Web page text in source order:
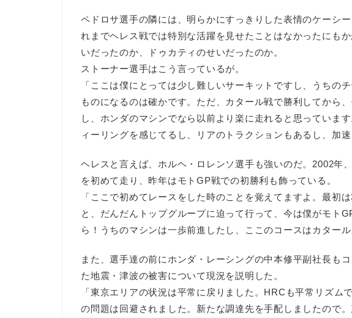
ペドロサ選手の隣には、明らかにすっきりした表情のケーシ
れまでヘレス戦では特別な活躍を見せたことはなかったにも
いだったのか、ドゥカティのせいだったのか。
ストーナー選手はこう言っているが。
「ここは僕にとっては少し難しいサーキットですし、うちの
ものになるのは確かです。ただ、カタール戦で勝利してから
し、ホンダのマシンでなら以前より楽に走れると思っていま
ィーリングを感じてるし、リアのトラクションもあるし、加速
ヘレスと言えば、ホルヘ・ロレンソ選手も強いのだ。2002年
を初めて走り、昨年はモトGP戦での初勝利も飾っている。
「ここで初めてレースをした時のことを覚えてますよ。最初
と、だんだんトップグループに迫って行って、今は僕がモト
ら！うちのマシンは一歩前進したし、ここのコースはカタール
また、選手達の前にホンダ・レーシングの中本修平副社長も
た地震・津波の被害について現況を説明した。
「東京エリアの状況は平常に戻りました。HRCも平常リズム
の問題は回避されました。新たな調達先を手配しましたので